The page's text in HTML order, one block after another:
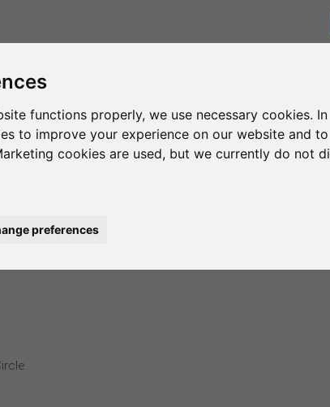
functions properly, we use necessary cookies. In
to improve your experience on our website and to
cookies are used, but we currently do not
preferences